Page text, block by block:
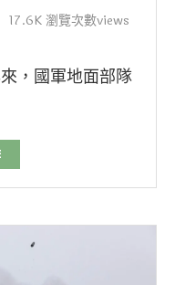
17.6K 瀏覽次數views
，國軍地面部隊